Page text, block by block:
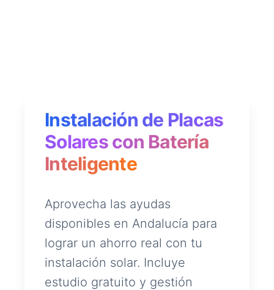
Instalación de Placas
Solares con Batería
Inteligente
Aprovecha las ayudas
disponibles en Andalucía para
lograr un ahorro real con tu
instalación solar. Incluye
estudio gratuito y gestión